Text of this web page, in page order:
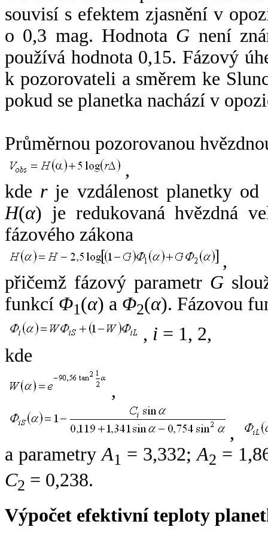
souvisí s efektem zjasnění v
o 0,3 mag. Hodnota G není
používá hodnota 0,15. Fázový
k pozorovateli a směrem ke
pokud se planetka nachází v
Průměrnou pozorovanou
,
kde rje vzdálenost planetky od
H(α) je redukovaná hvězdná
fázového zákona
,
přičemž fázový parametr G
funkcí Φ1(α) a Φ2(α). Fázovou
, i = 1, 2,
kde
,
,
a parametryA1 = 3,332;A2 =
C2 = 0,238.
Výpočet efektivní teploty